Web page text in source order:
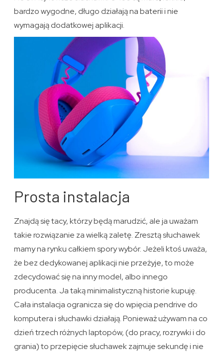
bardzo wygodne, długo działają na baterii i nie
wymagają dodatkowej aplikacji.
Prosta instalacja
Znajdą się tacy, którzy będą marudzić, ale ja uważam
takie rozwiązanie za wielką zaletę. Zresztą słuchawek
mamy na rynku całkiem spory wybór. Jeżeli ktoś uważa,
że bez dedykowanej aplikacji nie przeżyje, to może
zdecydować się na inny model, albo innego
producenta. Ja taką minimalistyczną historie kupuję.
Cała instalacja ogranicza się do wpięcia pendrive do
komputera i słuchawki działają. Ponieważ używam na co
dzień trzech różnych laptopów, (do pracy, rozrywki i do
grania) to przepięcie słuchawek zajmuje sekundę i nie